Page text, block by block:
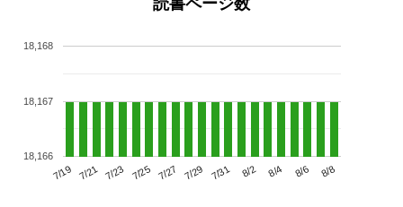
読書ページ数
7/19 7/21 7/23 7/25 7/27 7/29 7/31 8/2 8/4 8/6 8/8
18,166
18,167
18,168